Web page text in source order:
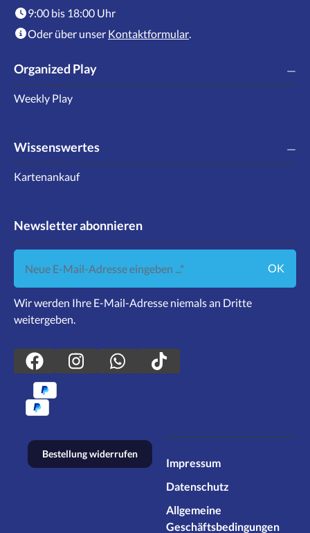
9:00 bis 18:00 Uhr
Oder über unser Kontaktformular
Organized Play
Weekly Play
Wissenswertes
Kartenankauf
Newsletter abonnieren
Neue E-Mail-Adresse eingeben ...
OK
Wir werden Ihre E-Mail-Adresse niemals an Dritte
weitergeben.
Bestellung widerrufen
Impressum
Datenschutz
Allgemeine
Geschäftsbedingungen